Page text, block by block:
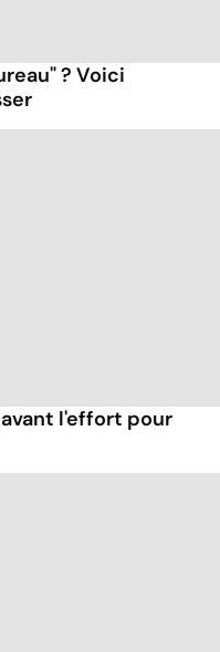
? Voici
l'effort pour